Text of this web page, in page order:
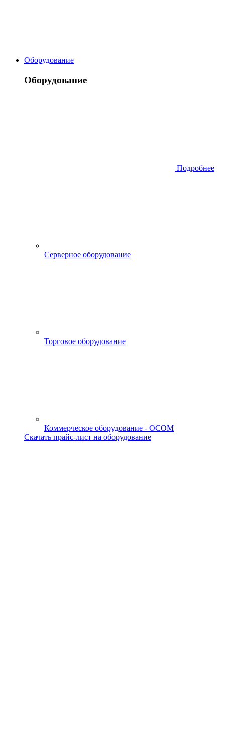
Оборудование
Оборудование
Подробнее
Серверное оборудование
Торговое оборудование
Коммерческое оборудование - OCOM
Скачать прайс-лист на оборудование